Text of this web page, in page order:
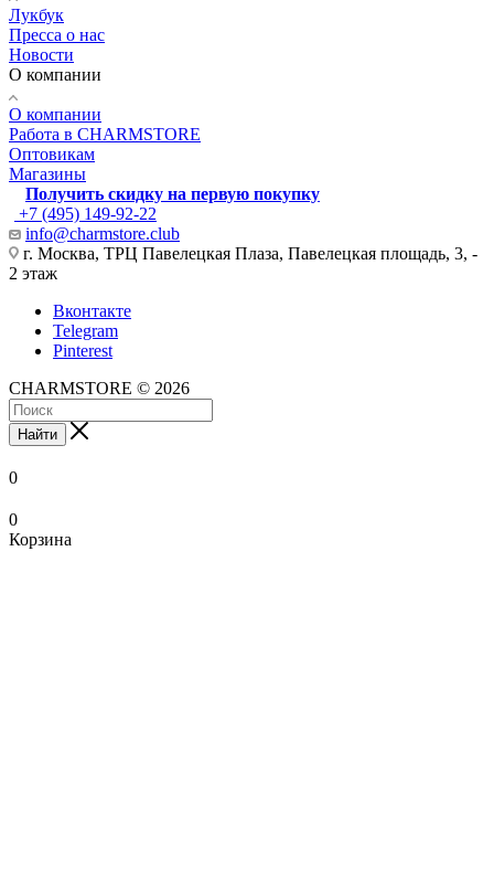
Лукбук
Пресса о нас
Новости
О компании
О компании
Работа в CHARMSTORE
Оптовикам
Магазины
Получить скидку на первую покупку
+7 (495) 149-92-22
info@charmstore.club
г. Москва, ТРЦ Павелецкая Плаза, Павелецкая площадь, 3, -
2 этаж
Вконтакте
Telegram
Pinterest
CHARMSTORE © 2026
Найти
0
0
Корзина